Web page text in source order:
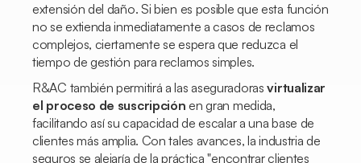
extensión del daño. Si bien es posible que esta función
no se extienda inmediatamente a casos de reclamos
complejos, ciertamente se espera que reduzca el
tiempo de gestión para reclamos simples.
R&AC también permitirá a las aseguradorasvirtualizar
el proceso de suscripción en gran medida,
facilitando así su capacidad de escalar a una base de
clientes más amplia. Con tales avances, la industria de
seguros se alejaría de la práctica "encontrar clientes